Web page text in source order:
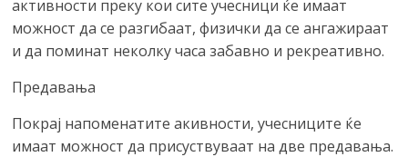
активности преку кои сите учесници ќе имаат
можност да се разгибаат, физички да се ангажираат
и да поминат неколку часа забавно и рекреативно.
Предавања
Покрај напоменатите акивности, учесниците ќе
имаат можност да присуствуваат на две предавања.